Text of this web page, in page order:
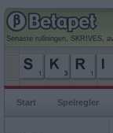
Senaste rullningen, SKRIVES,
Start Spelregler